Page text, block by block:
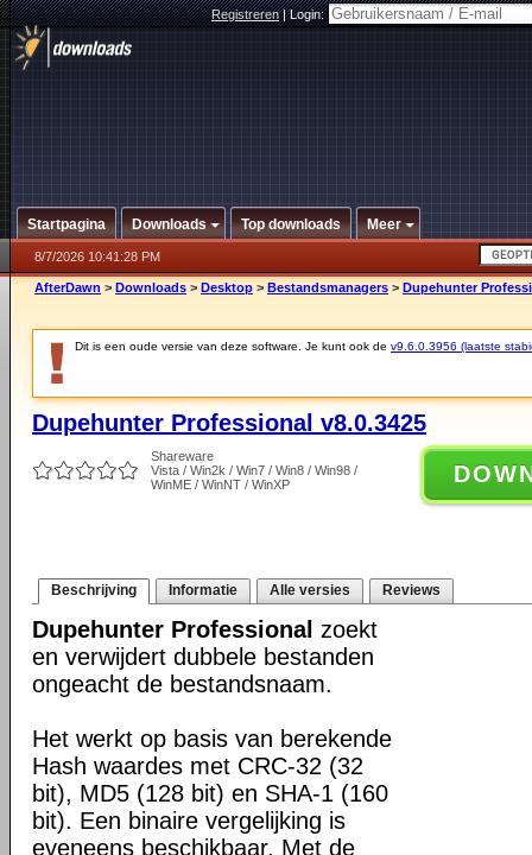
Registreren|Login:
Startpagina Downloads Top downloads Meer
8/7/2026 10:41:28 PM
AfterDawn > Downloads > Desktop > Bestandsmanagers > Dupehunter
Dit is een oude versie van deze software. Je kunt ook de v9.6.0.3956 (laatste
Dupehunter Professional v8.0.3425
Shareware
Vista / Win2k / Win7 / Win8 / Win98 /
WinME / WinNT / WinXP
Beschrijving Informatie Alle versies Reviews
Dupehunter Professional zoekt
en verwijdert dubbele bestanden
ongeacht de bestandsnaam.
Het werkt op basis van berekende
Hash waardes met CRC-32 (32
bit), MD5 (128 bit) en SHA-1 (160
bit). Een binaire vergelijking is
eveneens beschikbaar. Met de